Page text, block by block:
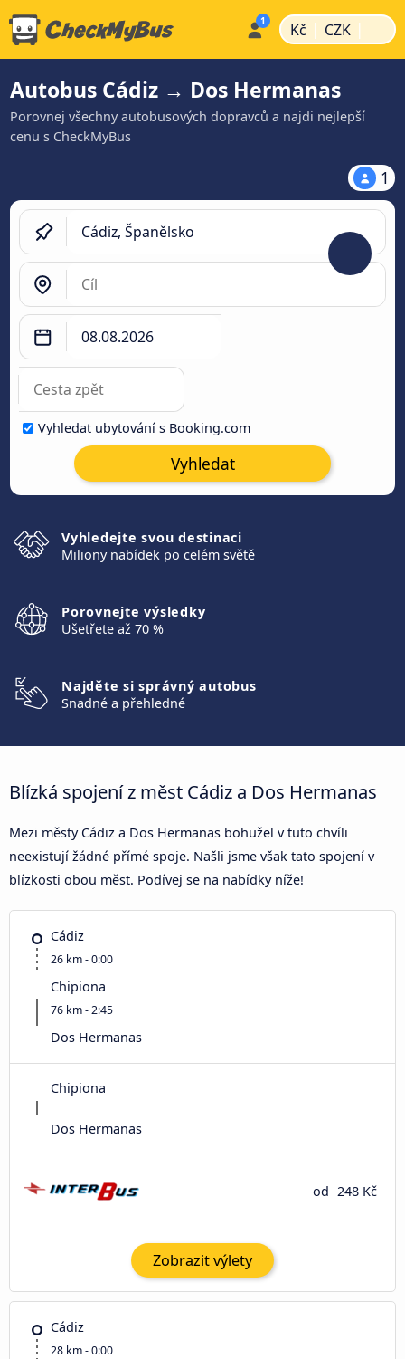
Kč | CZK |
Autobus Cádiz → Dos Hermanas
Porovnej všechny autobusových dopravců a najdi nejlepší
cenu s CheckMyBus
1
Vyhledat ubytování s Booking.com
Vyhledat
Vyhledejte svou destinaci
Miliony nabídek po celém světě
Porovnejte výsledky
Ušetřete až 70 %
Najděte si správný autobus
Snadné a přehledné
Blízká spojení z měst Cádiz a Dos Hermanas
Mezi městy Cádiz a Dos Hermanas bohužel v tuto chvíli
neexistují žádné přímé spoje. Našli jsme však tato spojení v
blízkosti obou měst. Podívej se na nabídky níže!
Cádiz
26 km - 0:00
Chipiona
76 km - 2:45
Dos Hermanas
Chipiona
Dos Hermanas
od 248 Kč
Zobrazit výlety
Cádiz
28 km - 0:00